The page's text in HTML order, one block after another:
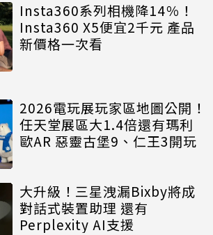
Insta360系列相機降14％！
Insta360 X5便宜2千元 產品
新價格一次看
2026電玩展玩家區地圖公開！
任天堂展區大1.4倍還有瑪利
歐AR 惡靈古堡9、仁王3開玩
大升級！三星洩漏Bixby將成
對話式裝置助理 還有
Perplexity AI支援